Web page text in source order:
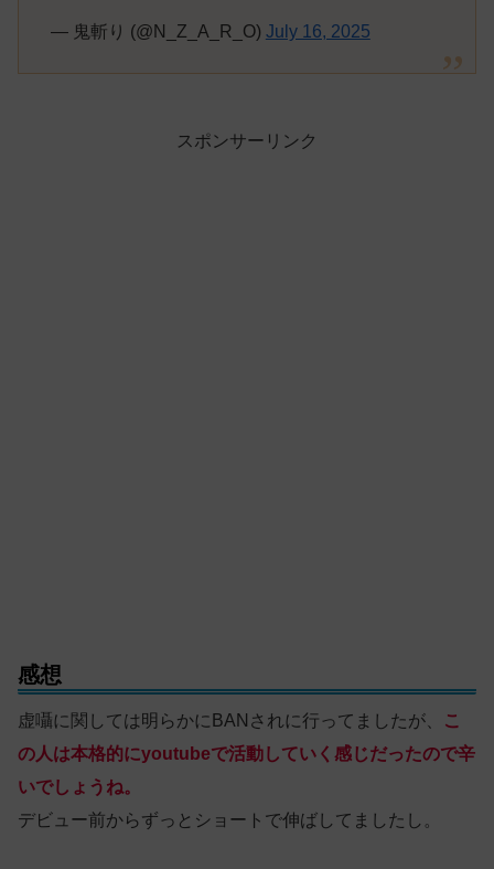
— 鬼斬り (@N_Z_A_R_O) July 16, 2025
スポンサーリンク
感想
虚囁に関しては明らかにBANされに行ってましたが、
こ
の人は本格的にyoutubeで活動していく感じだったので辛
いでしょうね。
デビュー前からずっとショートで伸ばしてましたし。